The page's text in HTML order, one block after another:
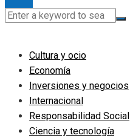
Cultura y ocio
Economía
Inversiones y negocios
Internacional
Responsabilidad Social
Ciencia y tecnología